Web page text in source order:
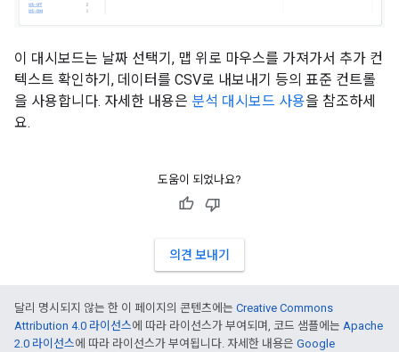
이 대시보드는 날짜 선택기, 맵 위로 마우스를 가져가서 추가 컨
텍스트 확인하기, 데이터를 CSV로 내보내기 등의 표준 컨트롤
을 사용합니다. 자세한 내용은 분석 대시보드 사용을 참조하세
요.
도움이 되었나요?
의견 보내기
달리 명시되지 않는 한 이 페이지의 콘텐츠에는 Creative Commons
Attribution 4.0 라이선스에 따라 라이선스가 부여되며, 코드 샘플에는 Apache
2.0 라이선스에 따라 라이선스가 부여됩니다. 자세한 내용은 Google